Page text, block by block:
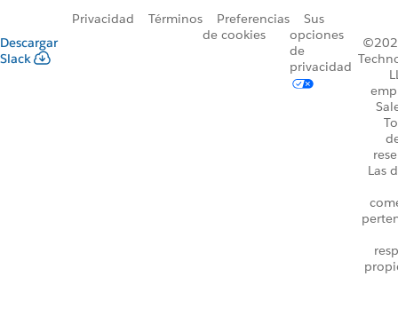
Descargar
Slack
Privacidad Términos
Preferencias
de cookies
Sus
opciones
de
privacidad
Las